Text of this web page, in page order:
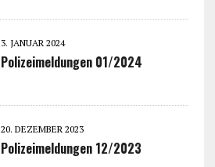
3. JANUAR 2024
Polizeimeldungen 01/2024
20. DEZEMBER 2023
Polizeimeldungen 12/2023